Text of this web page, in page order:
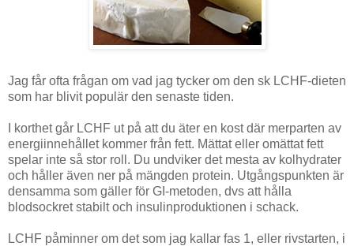
Jag får ofta frågan om vad jag tycker om den sk LCHF-dieten
som har blivit populär den senaste tiden.
I korthet går LCHF ut på att du äter en kost där merparten av
energiinnehållet kommer från fett. Mättat eller omättat fett
spelar inte så stor roll. Du undviker det mesta av kolhydrater
och håller även ner på mängden protein. Utgångspunkten är
densamma som gäller för GI-metoden, dvs att hålla
blodsockret stabilt och insulinproduktionen i schack.
LCHF påminner om det som jag kallar fas 1, eller rivstarten, i